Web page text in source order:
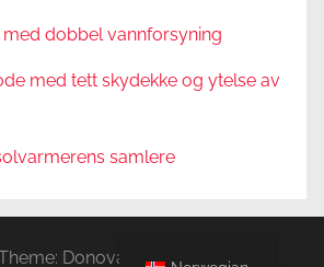
med dobbel vannforsyning
med tett skydekke og ytelse av
samlere
Donovan by ThemeZee.